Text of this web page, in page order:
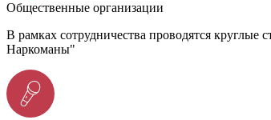
Общественные организации
В рамках сотрудничества проводятся
Наркоманы"